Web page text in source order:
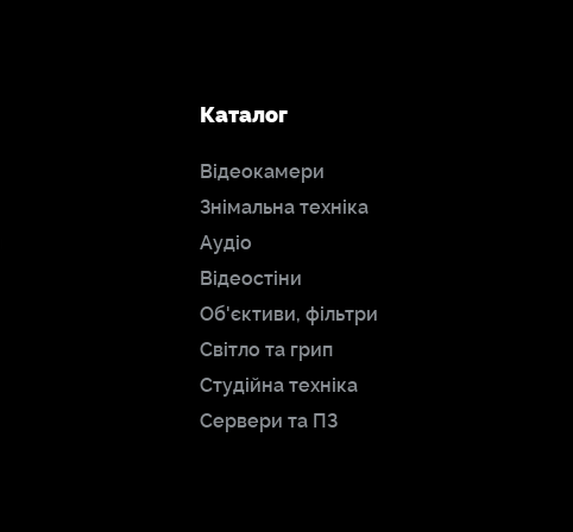
Каталог
Відеокамери
Знімальна техніка
Аудіо
Відеостіни
Об'єктиви, фільтри
Світло та грип
Студійна техніка
Сервери та ПЗ